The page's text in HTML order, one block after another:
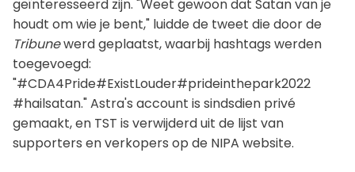
geïnteresseerd zijn. "Weet gewoon dat Satan van je
houdt om wie je bent," luidde de tweet die door de
Tribunewerd geplaatst, waarbij hashtags werden
toegevoegd:
"#CDA4Pride#ExistLouder#prideinthepark2022
#hailsatan." Astra's account is sindsdien privé
gemaakt, en TST is verwijderd uit de lijst van
supporters en verkopers op de NIPA website.